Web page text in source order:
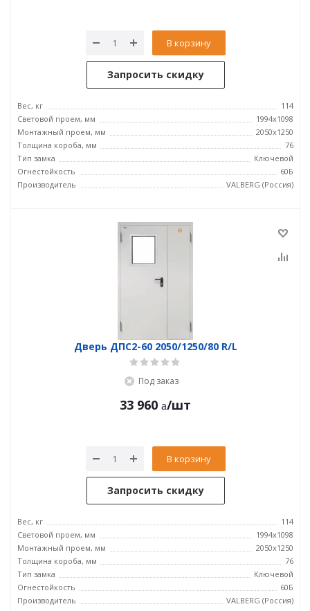
В корзину
Запросить скидку
Вес, кг
114
Световой проем, мм
1994x1098
Монтажный проем, мм
2050x1250
Толщина короба, мм
76
Тип замка
Ключевой
Огнестойкость
60Б
Производитель
VALBERG (Россия)
Дверь ДПC2-60 2050/1250/80 R/L
Под заказ
33 960 /шт
В корзину
Запросить скидку
Вес, кг
114
Световой проем, мм
1994x1098
Монтажный проем, мм
2050x1250
Толщина короба, мм
76
Тип замка
Ключевой
Огнестойкость
60Б
Производитель
VALBERG (Россия)